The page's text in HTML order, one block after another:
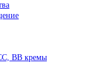
ВВ кремы